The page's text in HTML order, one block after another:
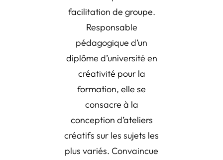
facilitation de groupe.
Responsable
pédagogique d’un
diplôme d’université en
créativité pour la
formation, elle se
consacre à la
conception d’ateliers
créatifs sur les sujets les
plus variés. Convaincue